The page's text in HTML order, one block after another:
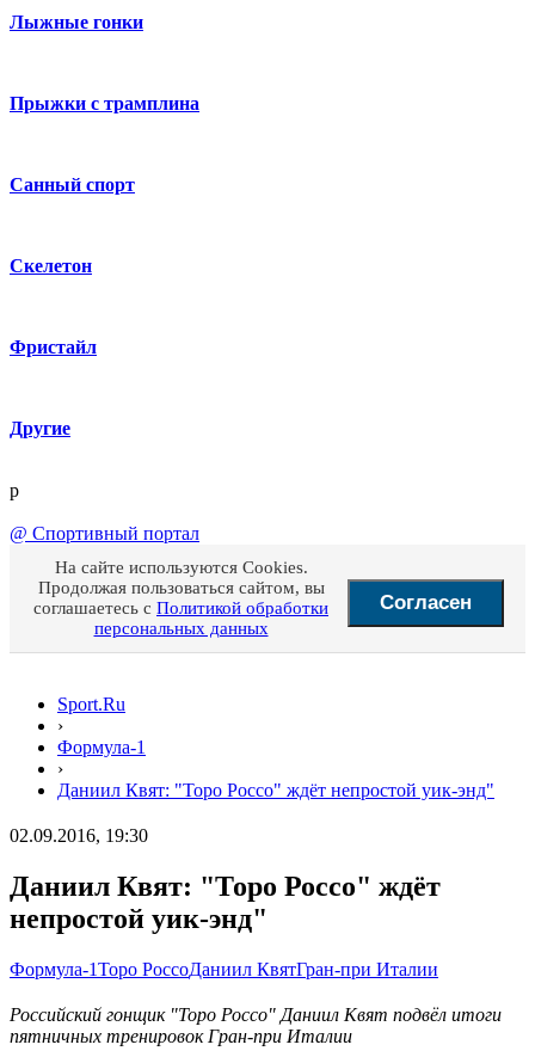
Лыжные гонки
Прыжки с трамплина
Санный спорт
Скелетон
Фристайл
Другие
p
@ Спортивный портал
На сайте используются Cookies.
Продолжая пользоваться сайтом, вы
соглашаетесь с Политикой обработки
персональных данных
Согласен
Sport.Ru
›
Формула-1
›
Даниил Квят: "Торо Россо" ждёт непростой уик-энд"
02.09.2016, 19:30
Даниил Квят: "Торо Россо" ждёт
непростой уик-энд"
Формула-1Торо РоссоДаниил КвятГран-при Италии
Российский гонщик "Торо Россо" Даниил Квят подвёл итоги
пятничных тренировок Гран-при Италии